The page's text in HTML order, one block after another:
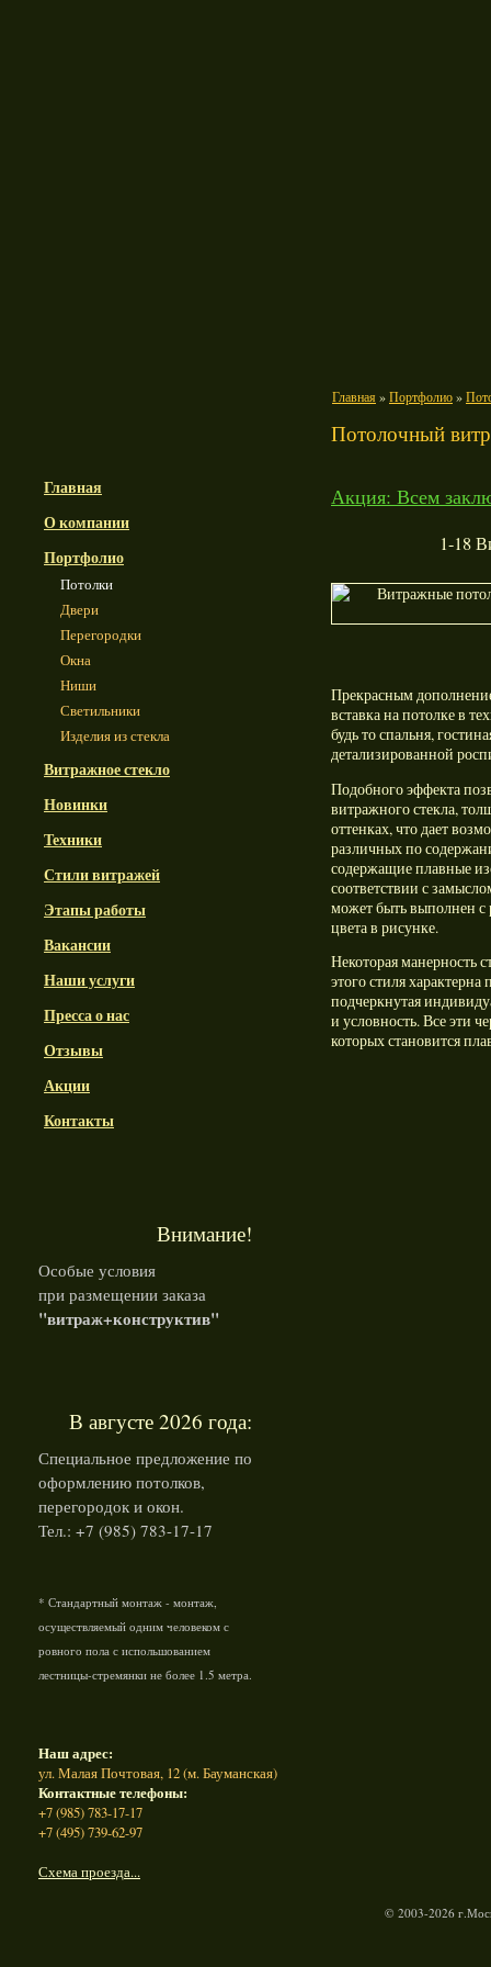
Главная»Портфолио»
Потолочный
Главная
О компании
Портфолио
Потолки
Двери
Перегородки
Окна
Ниши
Светильники
Изделия из стекла
Витражное стекло
Новинки
Техники
Стили витражей
Этапы работы
Вакансии
Наши услуги
Пресса о нас
Отзывы
Акции
Контакты
Внимание!
Особые условия
при размещении заказа
"витраж+конструктив"
В августе 2026 года:
Специальное предложение по
оформлению потолков,
перегородок и окон.
Тел.: +7 (985) 783-17-17
* Стандартный монтаж - монтаж,
осуществляемый одним человеком с
ровного пола с испольшованием
лестницы-стремянки не более 1.5 метра.
Акция: Всем
1-18
Прекрасным
вставка на потолке в
будь то спальня,
детализированной
Подобного эффекта
витражного стекла,
оттенках, что дает
различных по
содержащие плавные
соответствии с
может быть выполнен
цвета в рисунке.
Некоторая манерность
этого стиля
подчеркнутая
и условность. Все эти
которых становится
Наш адрес:
ул. Малая Почтовая, 12 (м. Бауманская)
Контактные телефоны:
+7 (985) 783-17-17
+7 (495) 739-62-97
Схема проезда...
© 2003-2026